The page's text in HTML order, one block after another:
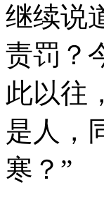
继续说
责罚？
此以往
是人，
寒？”